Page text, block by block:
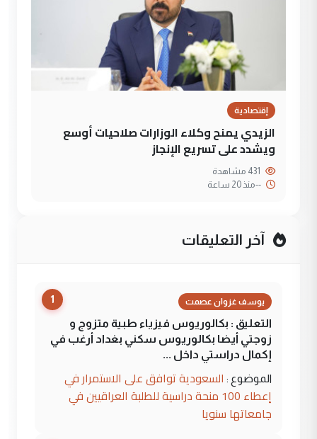
إقتصادية
الزيدي يمنح وكلاء الوزارات صلاحيات أوسع
ويشدد على تسريع الإنجاز
--منذ 20 ساعة
آخر التعليقات
1 يوسف غزوان عصمت
التعليق : بكالوريوس فيزياء طبية متزوج و
زوجتي أيضا بكالوريوس سكني بغداد أرغب في
إكمال دراستي داخل ...
الموضوع : السعودية توافق على الاستمرار في
إعطاء 100 منحة دراسية للطلبة العراقيين في
جامعاتها سنويا